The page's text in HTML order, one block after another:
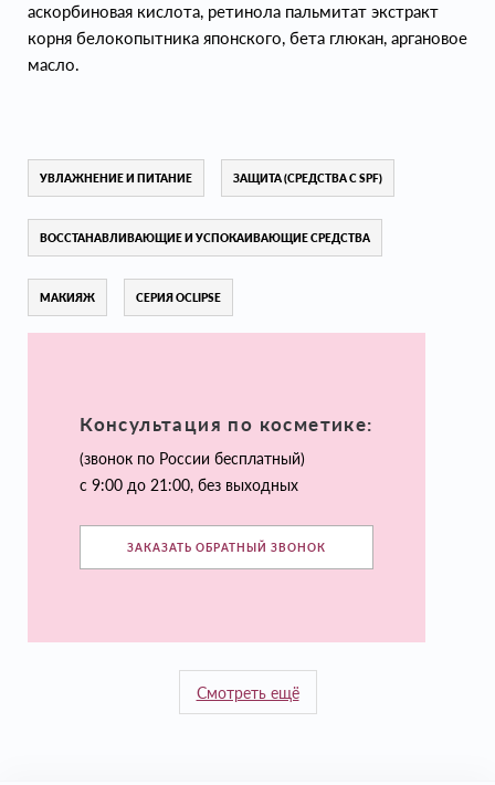
аскорбиновая кислота, ретинола пальмитат экстракт
корня белокопытника японского, бета глюкан, аргановое
масло.
УВЛАЖНЕНИЕ И ПИТАНИЕ ЗАЩИТА (СРЕДСТВА С SPF)
ВОССТАНАВЛИВАЮЩИЕ И УСПОКАИВАЮЩИЕ СРЕДСТВА
МАКИЯЖ СЕРИЯ OCLIPSE
Консультация по косметике:
(звонок по России бесплатный)
с 9:00 до 21:00, без выходных
ЗАКАЗАТЬ ОБРАТНЫЙ ЗВОНОК
Смотреть ещё